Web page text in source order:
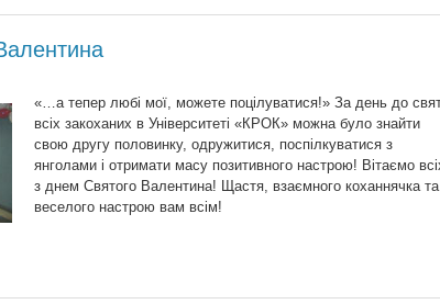
«…а тепер любі мої, можете поцілуватися!» За день до
всіх закоханих в Університеті «КРОК» можна було знайти
свою другу половинку, одружитися, поспілкуватися з
янголами і отримати масу позитивного настрою! Вітаємо
з днем Святого Валентина! Щастя, взаємного коханнячка та
веселого настрою вам всім!